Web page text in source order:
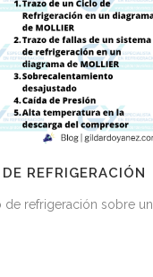
REFRIGERACIÓN
refrigeración sobre un